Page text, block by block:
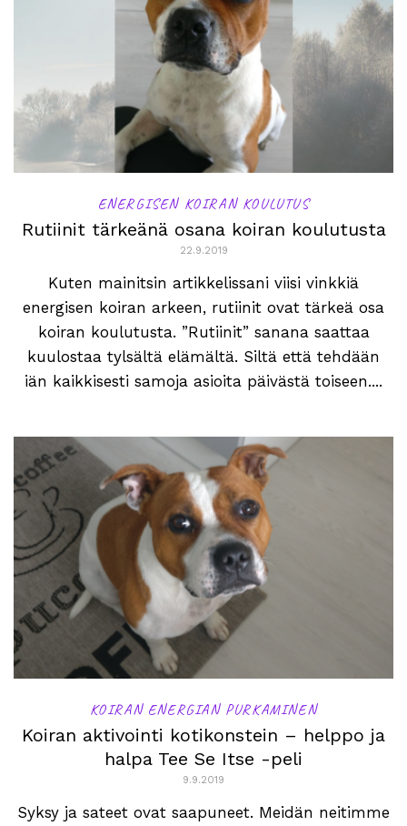
ENERGISEN KOIRAN KOULUTUS
Rutiinit tärkeänä osana koiran koulutusta
22.9.2019
Kuten mainitsin artikkelissani viisi vinkkiä
energisen koiran arkeen, rutiinit ovat tärkeä osa
koiran koulutusta. ”Rutiinit” sanana saattaa
kuulostaa tylsältä elämältä. Siltä että tehdään
iän kaikkisesti samoja asioita päivästä toiseen....
KOIRAN ENERGIAN PURKAMINEN
Koiran aktivointi kotikonstein – helppo ja
halpa Tee Se Itse -peli
9.9.2019
Syksy ja sateet ovat saapuneet. Meidän neitimme